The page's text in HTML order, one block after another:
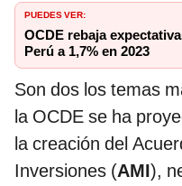
PUEDES VER:
OCDE rebaja
Perú a 1,7% en 2023
Son dos los temas
la OCDE se ha
la creación del
Inversiones (AMI),